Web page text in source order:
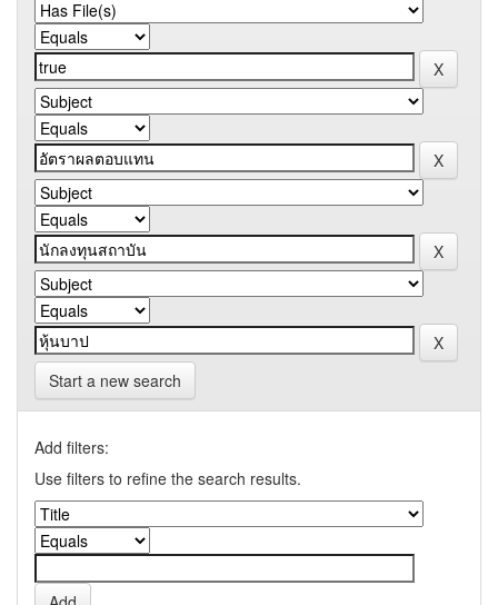
Start a new search
Add filters:
Use filters to refine the search results.